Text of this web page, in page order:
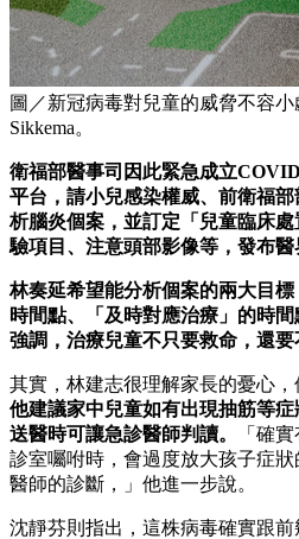
圖／新冠病毒對兒童的威脅不容小
Sikkema。
衛福部醫事司因此緊急成立
平台，請小兒感染權威、前衛福
析腦炎個案，並訂定「兒童臨床
驗項目、注意頭部影像等，發布醫
林奏延希望能分析個案的兩大目
時間點、「及時對應治療」的時
強調，治療兒童不只要救命，還要
其實，林建志很理解家長的憂心，
他建議家中兒童如有出現抽筋等症
送醫時可讓急診醫師判讀。
「確
診室囑咐時，會過度放大孩子症
醫師的診斷，」他進一步說。
沈靜芬則指出，這株病毒確實跟